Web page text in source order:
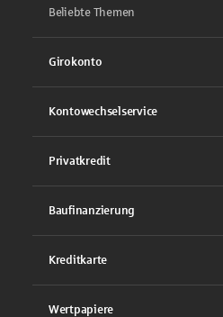
Beliebte Themen
Girokonto
Kontowechselservice
Privatkredit
Baufinanzierung
Kreditkarte
Wertpapiere